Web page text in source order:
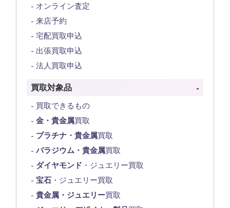
オンライン査定
来店予約
宅配買取申込
出張買取申込
法人買取申込
買取対象品
買取できるもの
金・貴金属買取
プラチナ・貴金属買取
パラジウム・貴金属買取
ダイヤモンド ・ジュエリー買取
宝石 ・ジュエリー買取
貴金属・ジュエリー買取